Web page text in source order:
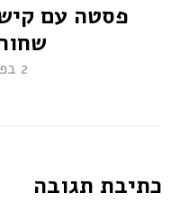
פסטה עם
2 בפברואר 2021
כתיבת תגובה